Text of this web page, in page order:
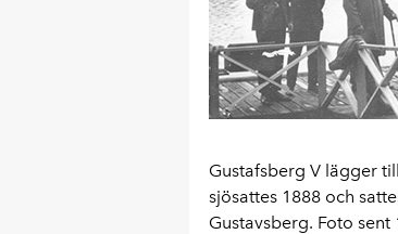
Gustafsberg V lägger
sjösattes 1888 och
Gustavsberg. Foto